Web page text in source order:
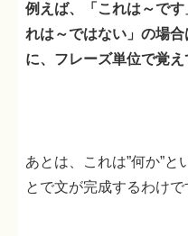
例えば、「これは～で
れは～ではない」の場
に、フレーズ単位で覚え
あとは、これは”何か”と
とで文が完成するわけで